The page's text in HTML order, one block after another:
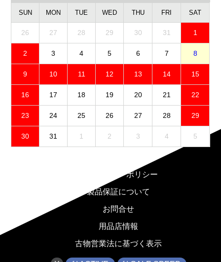
SUN MON TUE WED THU FRI SAT
26 27 28 29 30 31 1
2 3 4 5 6 7 8
9 10 11 12 13 14 15
16 17 18 19 20 21 22
23 24 25 26 27 28 29
30 31 1 2 3 4 5
プライバシーポリシー
製品保証について
お問合せ
用品店情報
古物営業法に基づく表示